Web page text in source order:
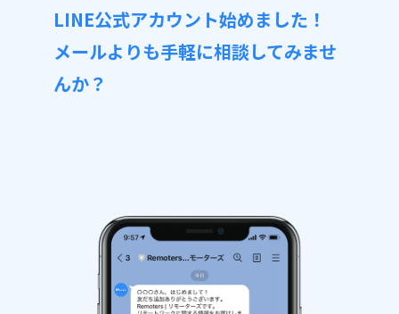
LINE公式アカウント始めました！
メールよりも手軽に相談してみませ
んか？